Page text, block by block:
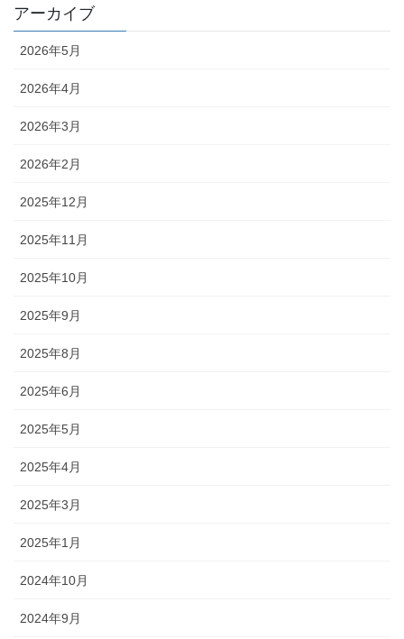
アーカイブ
2026年5月
2026年4月
2026年3月
2026年2月
2025年12月
2025年11月
2025年10月
2025年9月
2025年8月
2025年6月
2025年5月
2025年4月
2025年3月
2025年1月
2024年10月
2024年9月